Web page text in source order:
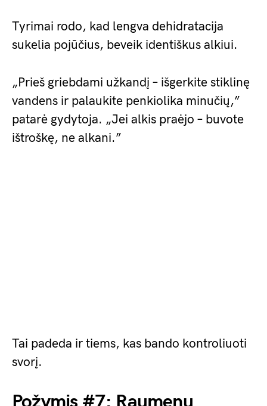
Tyrimai rodo, kad lengva dehidratacija
sukelia pojūčius, beveik identiškus alkiui.
„Prieš griebdami užkandį – išgerkite stiklinę
vandens ir palaukite penkiolika minučių,”
patarė gydytoja. „Jei alkis praėjo – buvote
ištroškę, ne alkani.”
Tai padeda ir tiems, kas bando kontroliuoti
svorį.